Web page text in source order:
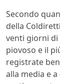
Secondo
della
venti giorni di
piovoso e il
registrate
alla media e